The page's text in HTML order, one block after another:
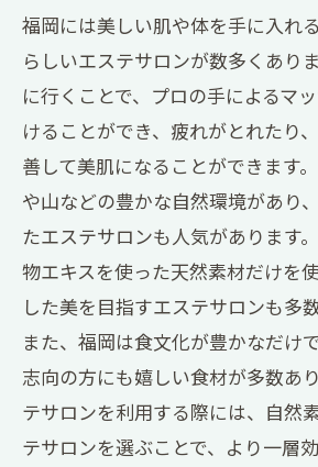
福岡には美しい肌や体を手に入れ
らしいエステサロンが数多くあり
に行くことで、プロの手によるマ
けることができ、疲れがとれたり
善して美肌になることができます
や山などの豊かな自然環境があり
たエステサロンも人気があります
物エキスを使った天然素材だけを
した美を目指すエステサロンも多
また、福岡は食文化が豊かなだけ
志向の方にも嬉しい食材が多数あ
テサロンを利用する際には、自然
テサロンを選ぶことで、より一層